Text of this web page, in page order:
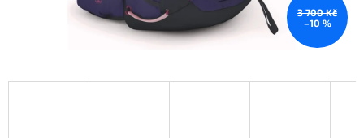
3 700 Kč
–10 %